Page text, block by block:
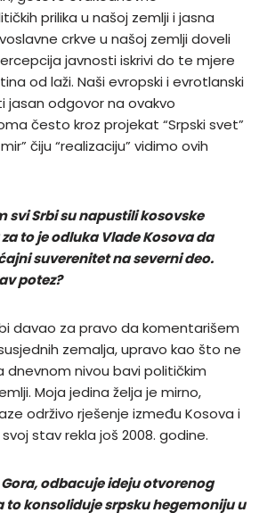
prilika u našoj zemlji i jasna
crkve u našoj zemlji doveli
javnosti iskrivi do te mjere
od laži. Naši evropski i evrotlanski
jasan odgovor na ovakvo
često kroz projekat “Srpski svet”
čiju “realizaciju” vidimo ovih
svi Srbi su napustili kosovske
to je odluka Vlade Kosova da
suverenitet na severni deo.
potez?
davao za pravo da komentarišem
zemalja, upravo kao što ne
dnevnom nivou bavi političkim
Moja jedina želja je mirno,
održivo rješenje između Kosova i
stav rekla još 2008. godine.
odbacuje ideju otvorenog
to konsoliduje srpsku hegemoniju u